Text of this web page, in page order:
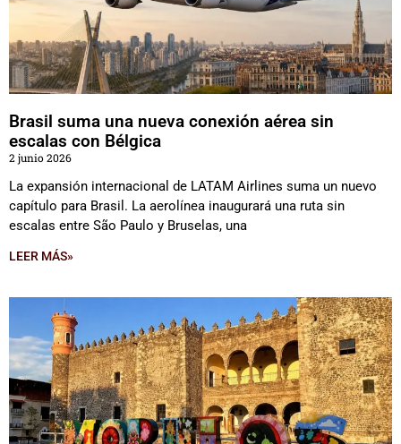
Brasil suma una nueva conexión aérea sin
escalas con Bélgica
2 junio 2026
La expansión internacional de LATAM Airlines suma un nuevo
capítulo para Brasil. La aerolínea inaugurará una ruta sin
escalas entre São Paulo y Bruselas, una
LEER MÁS»